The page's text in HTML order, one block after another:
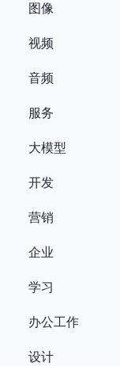
图像
视频
音频
服务
大模型
开发
营销
企业
学习
办公工作
设计